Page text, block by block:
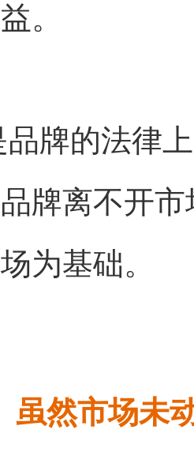
。
品牌的法律
品牌离不开
为基础。
虽然市场未